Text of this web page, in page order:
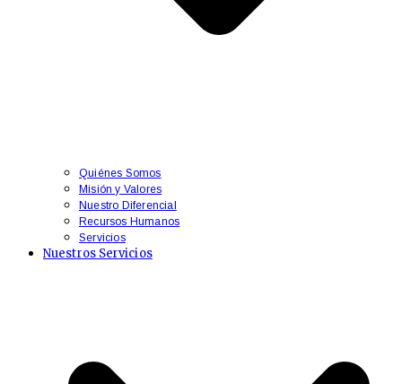
Quiénes Somos
Misión y Valores
Nuestro Diferencial
Recursos Humanos
Servicios
Nuestros Servicios